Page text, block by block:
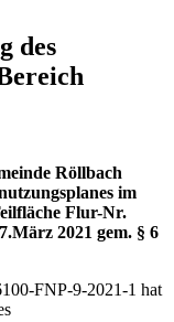
des
Röllbach
im
Flur-Nr.
2021 gem. § 6
FNP-9-2021-1 hat